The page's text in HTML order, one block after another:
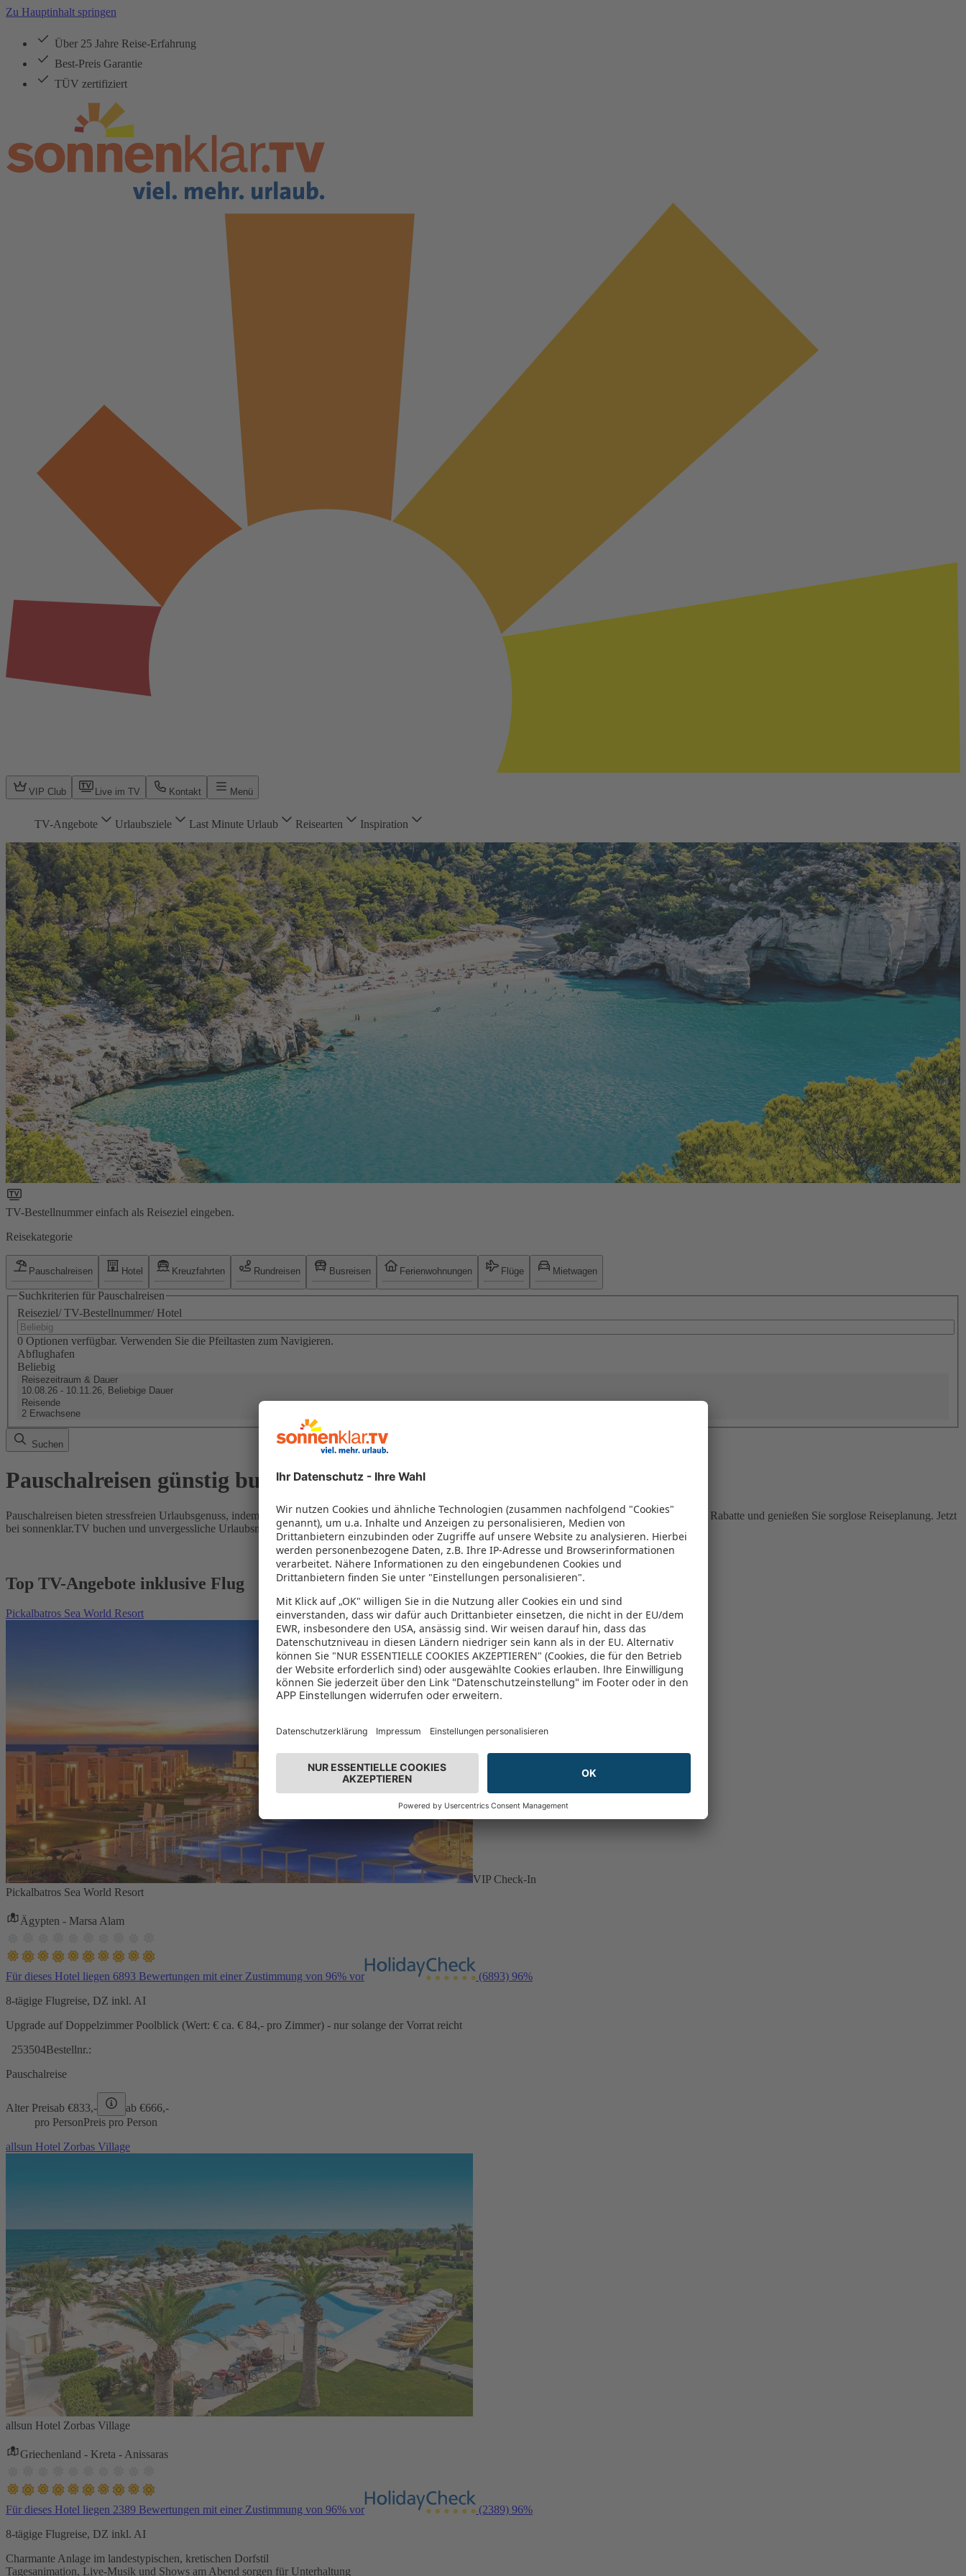
Zu Hauptinhalt springen
Über 25 Jahre Reise-Erfahrung
Best-Preis Garantie
TÜV zertifiziert
VIP Club Live im TV Kontakt Menü
TV-Angebote Urlaubsziele Last Minute Urlaub Reisearten Inspiration
TV-Bestellnummer einfach als Reiseziel eingeben.
Reisekategorie
Pauschalreisen Hotel Kreuzfahrten Rundreisen Busreisen Ferienwohnungen Flüge Mietwagen
Suchkriterien für Pauschalreisen
Reiseziel/ TV-Bestellnummer/ Hotel
0 Optionen verfügbar. Verwenden Sie die Pfeiltasten zum Navigieren.
Abflughafen
Beliebig
Reisezeitraum & Dauer
10.08.26 - 10.11.26, Beliebige Dauer
Reisende
2 Erwachsene
Suchen
Pauschalreisen günstig buchen
Pauschalreisen bieten stressfreien Urlaubsgenuss, indem Flug und Hotel in einem Paket kombiniert werden – das spart Zeit und Geld. Nutzen Sie attraktive Rabatte und genießen Sie sorglose Reiseplanung. Jetzt
bei sonnenklar.TV buchen und unvergessliche Urlaubsmomente erleben!
Top TV-Angebote inklusive Flug
Pickalbatros Sea World Resort
VIP Check-In
Pickalbatros Sea World Resort
Ägypten - Marsa Alam
Für dieses Hotel liegen 6893 Bewertungen mit einer Zustimmung von 96% vor (6893) 96%
8-tägige Flugreise, DZ inkl. AI
Upgrade auf Doppelzimmer Poolblick (Wert: € ca. € 84,- pro Zimmer) - nur solange der Vorrat reicht
253504Bestellnr.:
Pauschalreise
Alter Preisab €833,- ab €666,-
pro PersonPreis pro Person
allsun Hotel Zorbas Village
allsun Hotel Zorbas Village
Griechenland - Kreta - Anissaras
Für dieses Hotel liegen 2389 Bewertungen mit einer Zustimmung von 96% vor (2389) 96%
8-tägige Flugreise, DZ inkl. AI
Charmante Anlage im landestypischen, kretischen Dorfstil
Tagesanimation, Live-Musik und Shows am Abend sorgen für Unterhaltung